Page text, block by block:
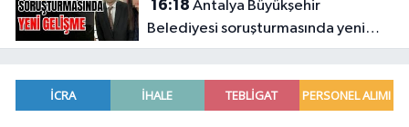
16:18
Belediyesi soruşturmasında yeni
gelişme